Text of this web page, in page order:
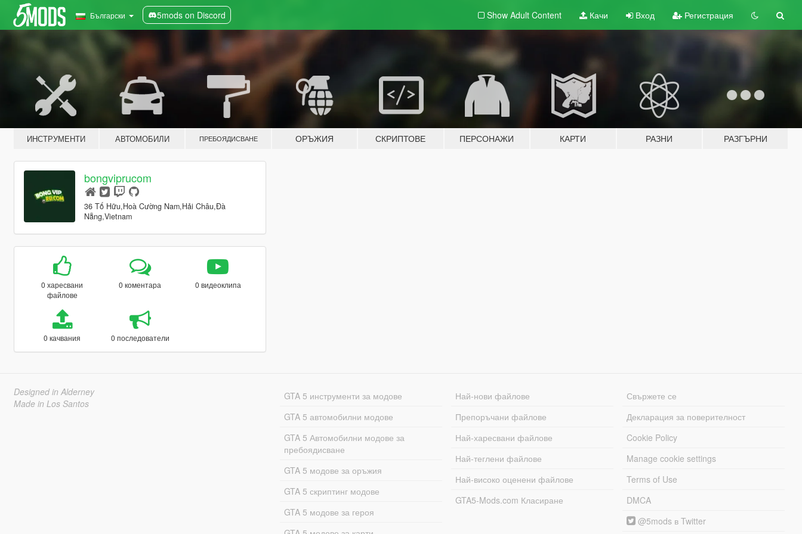
Български 5mods on Discord Show Adult Content Качи Вход Регистрация
ИНСТРУМЕНТИ АВТОМОБИЛИ ПРЕБОЯДИСВАНЕ ОРЪЖИЯ СКРИПТОВЕ ПЕРСОНАЖИ КАРТИ РАЗНИ РАЗГЪРНИ
bongviprucom
36 Tố Hữu,Hoà Cường Nam,Hải Châu,Đà
Nẵng,Vietnam
0 харесвани
файлове
0 коментара 0 видеоклипа
0 качвания 0 последователи
Designed in Alderney
Made in Los Santos
GTA 5 инструменти за модове
GTA 5 автомобилни модове
GTA 5 Автомобилни модове за
пребоядисване
GTA 5 модове за оръжия
GTA 5 скриптинг модове
GTA 5 модове за героя
Най-нови файлове
Препоръчани файлове
Най-харесвани файлове
Най-теглени файлове
Най-високо оценени файлове
GTA5-Mods.com Класиране
Свържете се
Декларация за поверителност
Cookie Policy
Manage cookie settings
Terms of Use
DMCA
@5mods в Twitter